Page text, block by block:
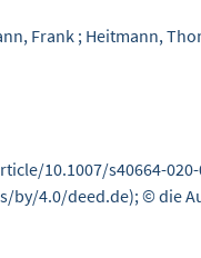
Frank; Heitmann,
10.1007/s40664-
by/4.0/deed.de); © die